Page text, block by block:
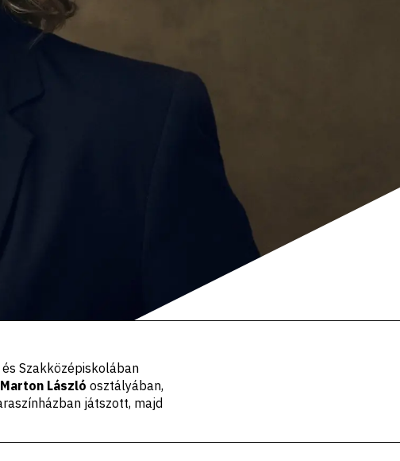
Szakközépiskolában
Marton László osztályában,
játszott, majd